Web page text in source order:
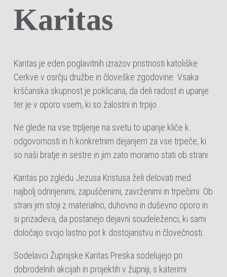
Karitas
Karitas je eden poglavitnih izrazov pristnosti katoliške
Cerkve v osrčju družbe in človeške zgodovine. Vsaka
krščanska skupnost je poklicana, da deli radost in upanje
ter je v oporo vsem, ki so žalostni in trpijo.
Ne glede na vse trpljenje na svetu to upanje kliče k
odgovornosti in h konkretnim dejanjem za vse trpeče, ki
so naši bratje in sestre in jim zato moramo stati ob strani.
Karitas po zgledu Jezusa Kristusa želi delovati med
najbolj odrinjenimi, zapuščenimi, zavrženimi in trpečimi. Ob
strani jim stoji z materialno, duhovno in duševno oporo in
si prizadeva, da postanejo dejavni soudeleženci, ki sami
določajo svojo lastno pot k dostojanstvu in človečnosti.
Sodelavci Župnijske Karitas Preska sodelujejo pri
dobrodelnih akcijah in projektih v župniji, s katerimi